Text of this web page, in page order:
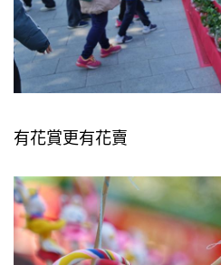
有花賞更有花賣